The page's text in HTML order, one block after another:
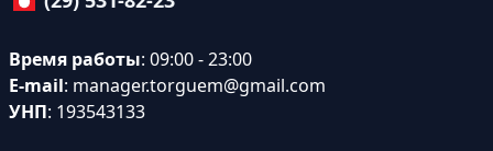
Время работы: 09:00 - 23:00
E-mail: manager.torguem@gmail.com
УНП: 193543133